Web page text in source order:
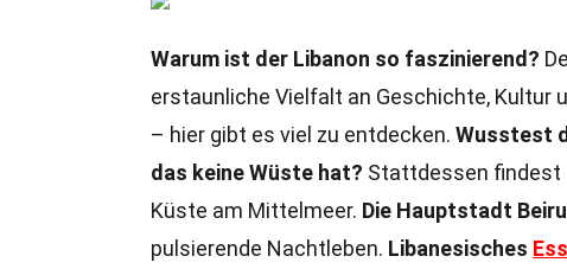
Warum ist der Libanon so faszinierend?
erstaunliche Vielfalt an Geschichte, Kultur
– hier gibt es viel zu entdecken. Wusstest
das keine Wüste hat? Stattdessen findest
Küste am Mittelmeer. Die Hauptstadt
pulsierende Nachtleben. Libanesisches